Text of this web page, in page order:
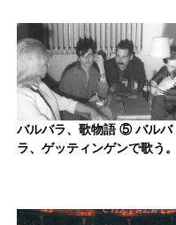
バルバラ、歌物語 ⑤ バルバ
ラ、ゲッティンゲンで歌う。